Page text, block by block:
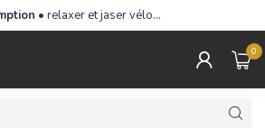
• relaxer et jaser vélo…
0